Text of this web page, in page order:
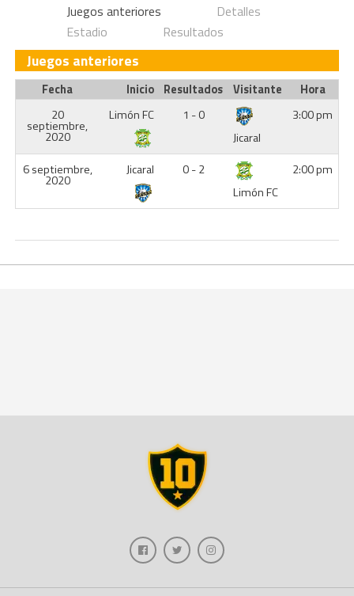
Juegos anteriores
Detalles
Estadio
Resultados
Juegos anteriores
Fecha Inicio Resultados Visitante
Hora
20
septiembre,
2020
Limón FC
1 - 0
Jicaral
3:00 pm
6 septiembre,
2020
Jicaral
0 - 2
Limón FC
2:00 pm